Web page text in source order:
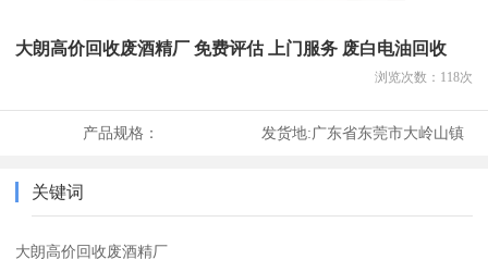
大朗高价回收废酒精厂 免费评估 上门服务 废白电油回收
浏览次数： 118次
产品规格： 发货地:广东省东莞市大岭山镇
关键词
大朗高价回收废酒精厂